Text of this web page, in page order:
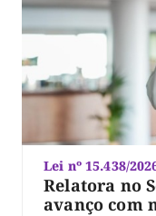
Lei nº 15.438/
Relatora no
avanço com